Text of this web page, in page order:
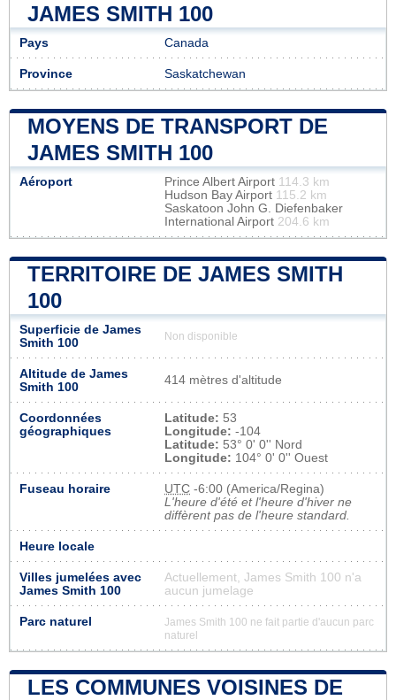
JAMES SMITH 100
Pays Canada
Province Saskatchewan
MOYENS DE TRANSPORT DE
JAMES SMITH 100
Aéroport Prince Albert Airport 114.3 km
Hudson Bay Airport 115.2 km
Saskatoon John G. Diefenbaker
International Airport 204.6 km
TERRITOIRE DE JAMES SMITH
100
Superficie de James
Smith 100
Non disponible
Altitude de James
Smith 100
414 mètres d'altitude
Coordonnées
géographiques
Latitude: 53
Longitude: -104
Latitude: 53° 0' 0'' Nord
Longitude: 104° 0' 0'' Ouest
Fuseau horaire UTC -6:00 (America/Regina)
L'heure d'été et l'heure d'hiver ne
diffèrent pas de l'heure standard.
Heure locale
Villes jumelées avec
James Smith 100
Actuellement, James Smith 100 n'a
aucun jumelage
Parc naturel
James Smith 100 ne fait partie d'aucun parc
naturel
LES COMMUNES VOISINES DE